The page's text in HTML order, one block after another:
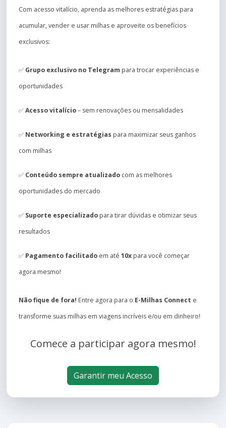
Com acesso vitalício, aprenda as melhores estratégias para
acumular, vender e usar milhas e aproveite os benefícios
exclusivos:
✅ Grupo exclusivo no Telegram para trocar experiências e
oportunidades
✅Acesso vitalício– sem renovações ou mensalidades
✅ Networking e estratégias para maximizar seus ganhos
com milhas
✅ Conteúdo sempre atualizado com as melhores
oportunidades do mercado
✅ Suporte especializado para tirar dúvidas e otimizar seus
resultados
✅ Pagamento facilitado em até 10x para você começar
agora mesmo!
Não fique de fora! Entre agora para o E-Milhas Connect e
transforme suas milhas em viagens incríveis e/ou em dinheiro!
Comece a participar agora mesmo!
Garantir meu Acesso